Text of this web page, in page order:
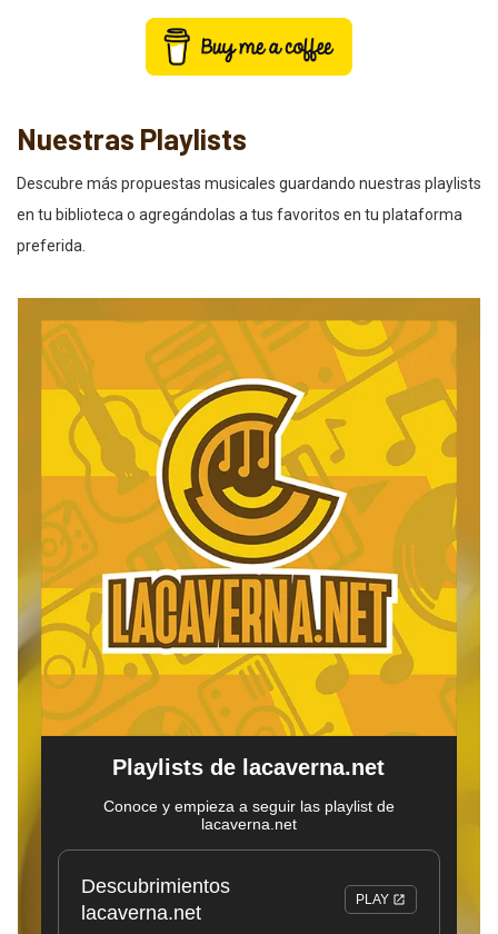
Nuestras Playlists
Descubre más propuestas musicales guardando nuestras playlists
en tu biblioteca o agregándolas a tus favoritos en tu plataforma
preferida.